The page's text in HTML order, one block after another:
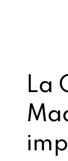
La